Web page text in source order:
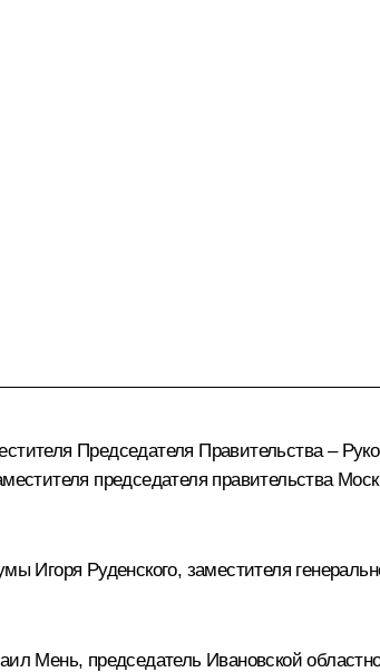
Председателя Правительства –
председателя правительства
Игоря Руденского, заместителя
Мень, председатель Ивановской